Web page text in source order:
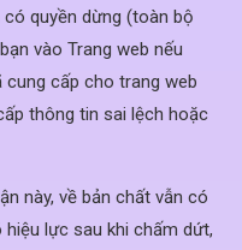
quyền dừng (toàn bộ
vào Trang web nếu
cấp cho trang web
thông tin sai lệch hoặc
này, về bản chất vẫn có
lực sau khi chấm dứt,